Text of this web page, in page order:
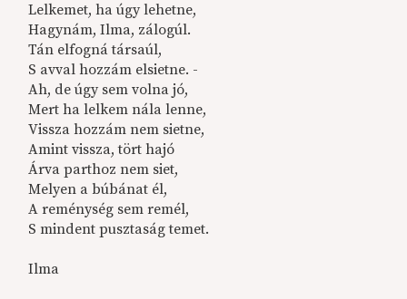
Lelkemet, ha úgy lehetne,
Hagynám, Ilma, zálogúl.
Tán elfogná társaúl,
S avval hozzám elsietne. -
Ah, de úgy sem volna jó,
Mert ha lelkem nála lenne,
Vissza hozzám nem sietne,
Amint vissza, tört hajó
Árva parthoz nem siet,
Melyen a búbánat él,
A reménység sem remél,
S mindent pusztaság temet.
Ilma